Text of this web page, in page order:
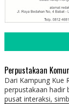
Perpustakaan
Dari Kampung Kue
perpustakaan hadir
pusat interaksi,